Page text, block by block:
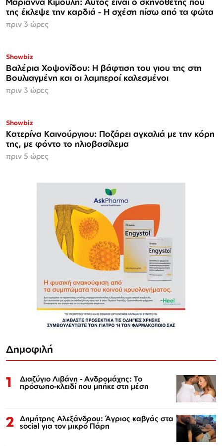
της έκλεψε την καρδιά - Η σχέση πίσω από τα φώτα
πριν 3 ώρες
Showbiz
Βαλέρια Χοψονίδου: Η βάφτιση του γιου της στη
Βουλιαγμένη και οι λαμπεροί καλεσμένοι
πριν 3 ώρες
Showbiz
Κατερίνα Καινούργιου: Ποζάρει αγκαλιά με την κόρη
της, με φόντο το ηλιοβασίλεμα
πριν 5 ώρες
Δημοφιλή
1 Διαζύγιο Λιβάνη - Ανδρομάχης: Το
πρόσωπο-κλειδί που μπήκε στη μέση
2 Δημήτρης Αλεξάνδρου: Άγριος καβγάς στα
social για τον μικρό Πάρη